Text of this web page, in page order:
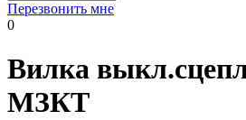
Перезвонить мне
0
Вилка
МЗКТ